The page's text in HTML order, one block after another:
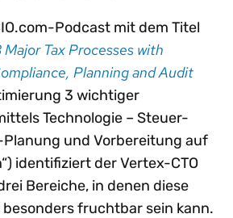
Podcast mit dem Titel
Tax Processes with
Planning and Audit
3 wichtiger
Technologie – Steuer-
und Vorbereitung auf
identifiziert der Vertex-CTO
Bereiche, in denen diese
fruchtbar sein kann.